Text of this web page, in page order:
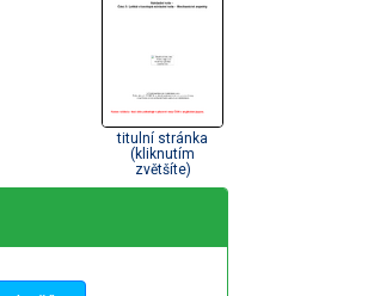
titulní stránka
(kliknutím
zvětšíte)